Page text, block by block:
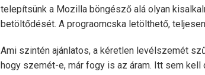
telepítsünk a Mozilla böngésző alá olyan
betöltődését. A prograomcska letölthető,
Ami szintén ajánlatos, a kéretlen levélszemét
hogy szemét-e, már fogy is az áram. Itt sem kell